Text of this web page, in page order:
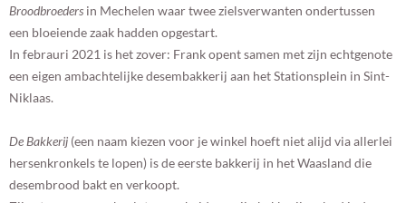
Broodbroeders in Mechelen waar twee zielsverwanten ondertussen
een bloeiende zaak hadden opgestart.
In febrauri 2021 is het zover: Frank opent samen met zijn echtgenote
een eigen ambachtelijke desembakkerij aan het Stationsplein in Sint-
Niklaas.
De Bakkerij (een naam kiezen voor je winkel hoeft niet alijd via allerlei
hersenkronkels te lopen) is de eerste bakkerij in het Waasland die
desembrood bakt en verkoopt.